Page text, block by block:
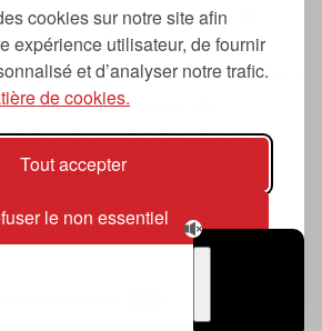
cookies sur notre site afin
expérience utilisateur, de fournir
et d’analyser notre trafic.
de cookies.
Tout accepter
le non essentiel
tendances, dont la
date de 2007.
signifie « prochain », « suivant
à la thématique du
des nouvelles tendances
viennent de la musique
ou du hip hop, et des
de société liés à la